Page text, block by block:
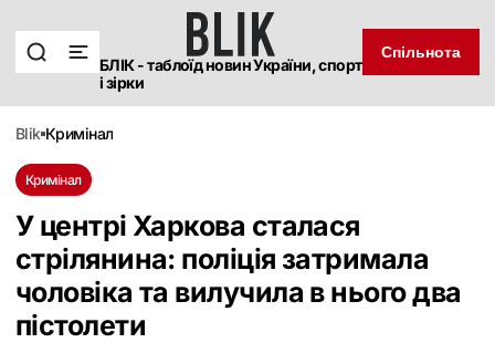
БЛІК - таблоїд новин України, спорт
і зірки
Спільнота
blik кримінал
Кримінал
У центрі Харкова сталася
стрілянина: поліція затримала
чоловіка та вилучила в нього два
пістолети